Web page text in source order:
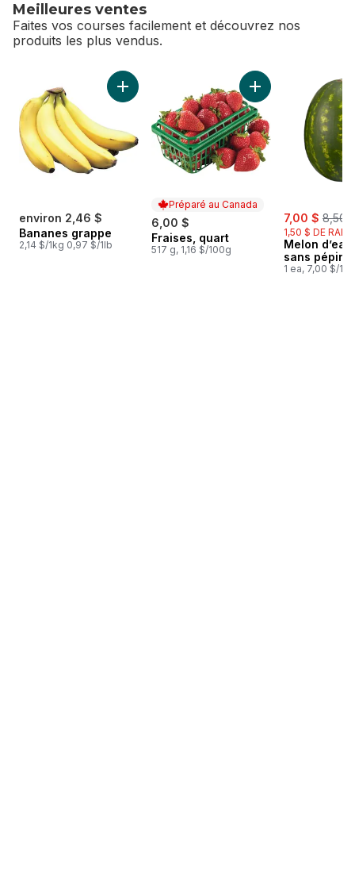
Meilleures ventes
Faites vos courses facilement et découvrez nos
produits les plus vendus.
sauter Meilleures ventes
environ 2,46 $
Bananes grappe
2,14 $/1kg 0,97 $/1lb
Ajouter Bananes grappe au panier
Préparé au Canada
6,00 $
Préparé au Canada
Fraises, quart
517 g, 1,16 $/100g
Ajouter Fraises,
sale:
7,00 $ ,
8,50
1,50 $ DE
Melon
sans pépins
1 ea, 7,00 $/1ch